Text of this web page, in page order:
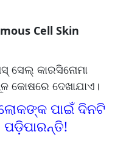
Cell Skin
ସେଲ୍ କାରସିନୋମା
କୋଷରେ ଦେଖାଯାଏ।
ପାଇଁ ଦିନଟି